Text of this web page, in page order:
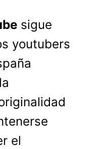
sigue
youtubers
el